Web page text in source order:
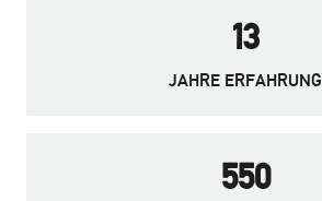
13
JAHRE ERFAHRUNG
550